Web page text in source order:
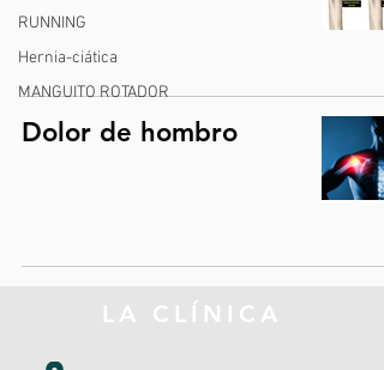
RUNNING
Hernia-ciática
MANGUITO ROTADOR
Dolor de hombro
LA CLÍNICA